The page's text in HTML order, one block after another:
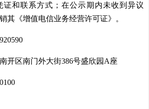
证和联系方式；在公示期内未收到异议
其《增值电信业务经营许可证》。
开区南门外大街386号盛欣园A座